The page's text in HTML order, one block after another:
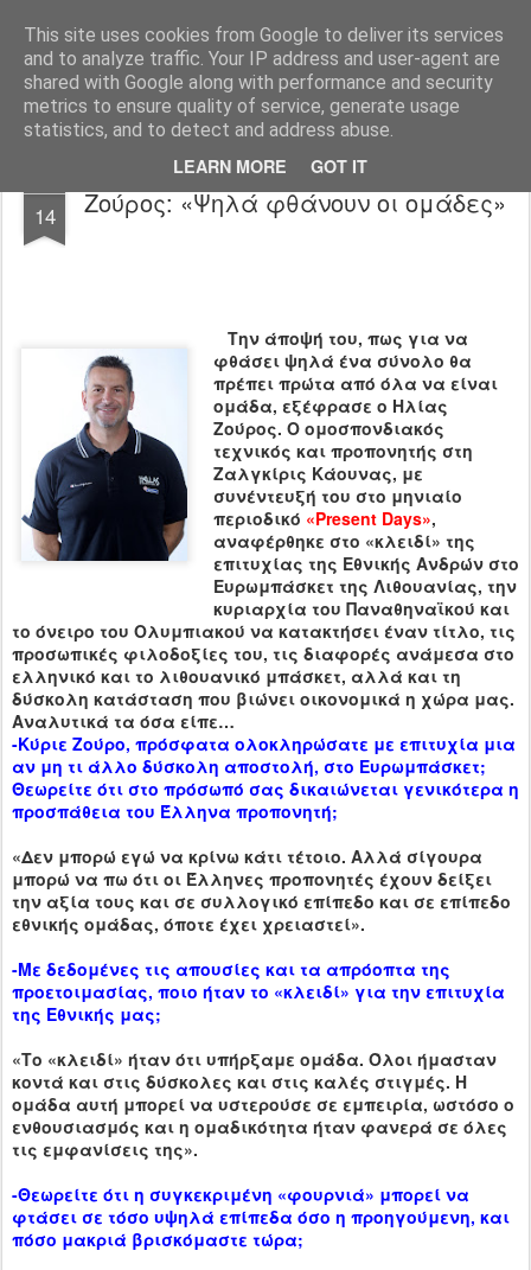
This site uses cookies from Google to deliver its services
and to analyze traffic. Your IP address and user-agent are
shared with Google along with performance and security
metrics to ensure quality of service, generate usage
statistics, and to detect and address abuse.
LEARN MORE GOT IT
All About Basketball Coaching Πάθος ,ομαδικότητα , μαχητικότητα , αντίληψη... με μια λέξη MΠΑΣΚΕΤ... .!!! Αγάπη μεγάλη που κρύβει πολλά μυστικά ...
14 Ζούρος: «Ψηλά φθάνουν οι ομάδες»
Την άποψή του, πως για να
φθάσει ψηλά ένα σύνολο θα
πρέπει πρώτα από όλα να είναι
ομάδα, εξέφρασε ο Ηλίας
Ζούρος. Ο ομοσπονδιακός
τεχνικός και προπονητής στη
Ζαλγκίρις Κάουνας, με
συνέντευξή του στο μηνιαίο
περιοδικό «Present Days»,
αναφέρθηκε στο «κλειδί» της
επιτυχίας της Εθνικής Ανδρών στο
Ευρωμπάσκετ της Λιθουανίας, την
κυριαρχία του Παναθηναϊκού και
το όνειρο του Ολυμπιακού να κατακτήσει έναν τίτλο, τις
προσωπικές φιλοδοξίες του, τις διαφορές ανάμεσα στο
ελληνικό και το λιθουανικό μπάσκετ, αλλά και τη
δύσκολη κατάσταση που βιώνει οικονομικά η χώρα μας.
Αναλυτικά τα όσα είπε…
-Κύριε Ζούρο, πρόσφατα ολοκληρώσατε με επιτυχία μια
αν μη τι άλλο δύσκολη αποστολή, στο Ευρωμπάσκετ;
Θεωρείτε ότι στο πρόσωπό σας δικαιώνεται γενικότερα η
προσπάθεια του Έλληνα προπονητή;
«Δεν μπορώ εγώ να κρίνω κάτι τέτοιο. Αλλά σίγουρα
μπορώ να πω ότι οι Έλληνες προπονητές έχουν δείξει
την αξία τους και σε συλλογικό επίπεδο και σε επίπεδο
εθνικής ομάδας, όποτε έχει χρειαστεί».
-Με δεδομένες τις απουσίες και τα απρόοπτα της
προετοιμασίας, ποιο ήταν το «κλειδί» για την επιτυχία
της Εθνικής μας;
«Το «κλειδί» ήταν ότι υπήρξαμε ομάδα. Όλοι ήμασταν
κοντά και στις δύσκολες και στις καλές στιγμές. Η
ομάδα αυτή μπορεί να υστερούσε σε εμπειρία, ωστόσο ο
ενθουσιασμός και η ομαδικότητα ήταν φανερά σε όλες
τις εμφανίσεις της».
-Θεωρείτε ότι η συγκεκριμένη «φουρνιά» μπορεί να
φτάσει σε τόσο υψηλά επίπεδα όσο η προηγούμενη, και
πόσο μακριά βρισκόμαστε τώρα;